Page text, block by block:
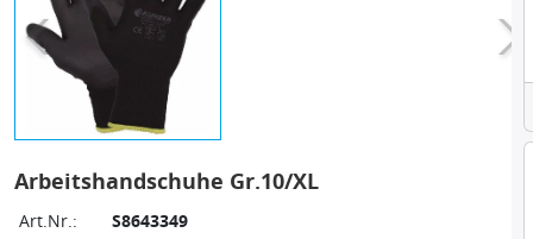
Arbeitshandschuhe Gr.10/XL
Art.Nr.:
S8643349